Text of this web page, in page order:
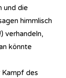
und die
himmlisch
verhandeln,
könnte
des